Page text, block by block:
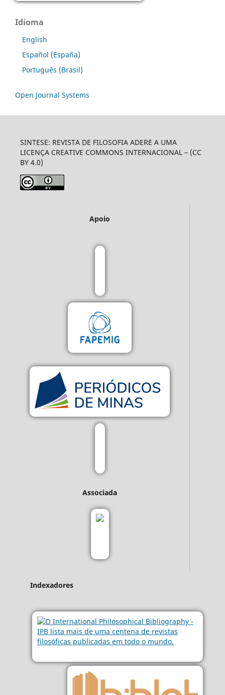
Idioma
English
Español (España)
Português (Brasil)
Open Journal Systems
SINTESE: REVISTA DE FILOSOFIA ADERE A UMA
LICENÇA CREATIVE COMMONS INTERNACIONAL – (CC
BY 4.0)
Apoio
Associada
Indexadores